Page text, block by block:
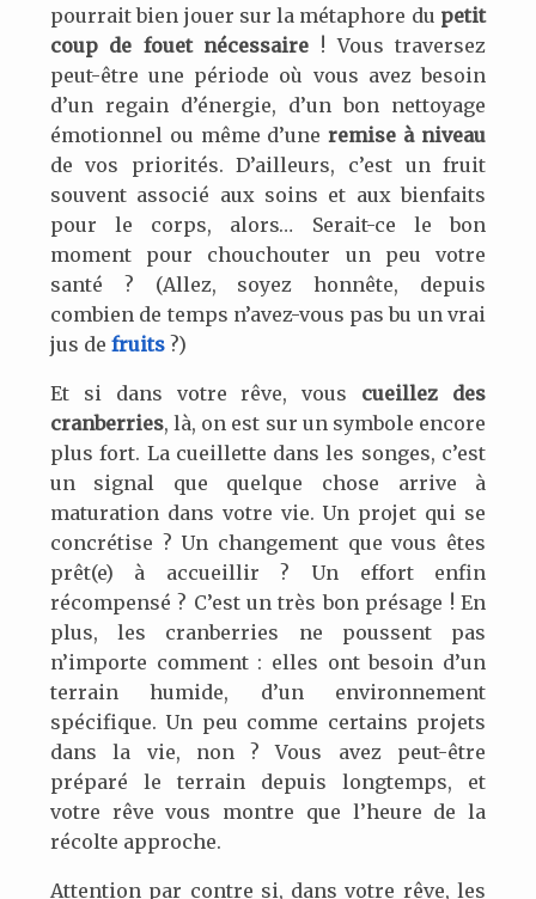
pourrait bien jouer sur la métaphore du petit
coup de fouet nécessaire ! Vous traversez
peut-être une période où vous avez besoin
d’un regain d’énergie, d’un bon nettoyage
émotionnel ou même d’uneremise à niveau
de vos priorités. D’ailleurs, c’est un fruit
souvent associé aux soins et aux bienfaits
pour le corps, alors… Serait-ce le bon
moment pour chouchouter un peu votre
santé ? (Allez, soyez honnête, depuis
combien de temps n’avez-vous pas bu un vrai
jus de fruits?)
Et si dans votre rêve, vous cueillez des
cranberries, là, on est sur un symbole encore
plus fort. La cueillette dans les songes, c’est
un signal que quelque chose arrive à
maturation dans votre vie. Un projet qui se
concrétise ? Un changement que vous êtes
prêt(e) à accueillir ? Un effort enfin
récompensé ? C’est un très bon présage ! En
plus, les cranberries ne poussent pas
n’importe comment : elles ont besoin d’un
terrain humide, d’un environnement
spécifique. Un peu comme certains projets
dans la vie, non ? Vous avez peut-être
préparé le terrain depuis longtemps, et
votre rêve vous montre que l’heure de la
récolte approche.
Attention par contre si, dans votre rêve, les